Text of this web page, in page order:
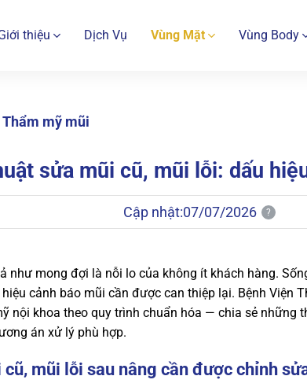
thiệu Dịch Vụ Vùng Mặt Vùng Body
Thẩm mỹ mũi
sửa mũi cũ, mũi lỗi: dấu
Cập nhật:07/07/2026 ?
như mong đợi là nỗi lo của không ít khách hàng.
cảnh báo mũi cần được can thiệp lại. Bệnh Viện
nội khoa theo quy trình chuẩn hóa — chia sẻ những
án xử lý phù hợp.
cũ, mũi lỗi sau nâng cần được chỉnh